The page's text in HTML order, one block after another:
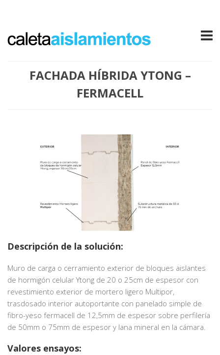
FACHADA HÍBRIDA YTONG –
FERMACELL
Descripción de la solución:
Muro de carga o cerramiento exterior de bloques aislantes
de hormigón celular Ytong de 20 o 25cm de espesor con
revestimiento exterior de mortero ligero Multipor,
trasdosado interior autoportante con panelado simple de
fibro-yeso fermacell de 12,5mm de espesor sobre perfilería
de 50mm o 75mm de espesor y lana mineral en la cámara.
Valores ensayos: